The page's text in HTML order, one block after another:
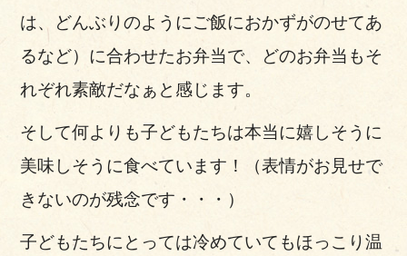
は、どんぶりのようにご飯におかずがのせてあ
るなど）に合わせたお弁当で、どのお弁当もそ
れぞれ素敵だなぁと感じます。
そして何よりも子どもたちは本当に嬉しそうに
美味しそうに食べています！（表情がお見せで
きないのが残念です・・・）
子どもたちにとっては冷めていてもほっこり温